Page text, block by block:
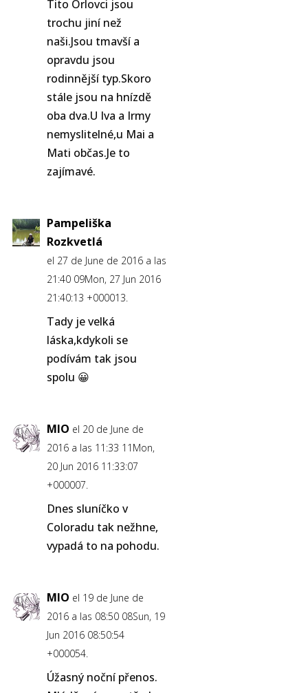
Tito Orlovci jsou
trochu jiní než
naši.Jsou tmavší a
opravdu jsou
rodinnější typ.Skoro
stále jsou na hnízdě
oba dva.U Iva a Irmy
nemyslitelné,u Mai a
Mati občas.Je to
zajímavé.
Pampeliška
Rozkvetlá
el 27 de June de 2016 a las
21:40 09Mon, 27 Jun 2016
21:40:13 +000013.
Tady je velká
láska,kdykoli se
podívám tak jsou
spolu 😀
MIO el 20 de June de
2016 a las 11:33 11Mon,
20 Jun 2016 11:33:07
+000007.
Dnes sluníčko v
Coloradu tak nežhne,
vypadá to na pohodu.
MIO el 19 de June de
2016 a las 08:50 08Sun, 19
Jun 2016 08:50:54
+000054.
Úžasný noční přenos.